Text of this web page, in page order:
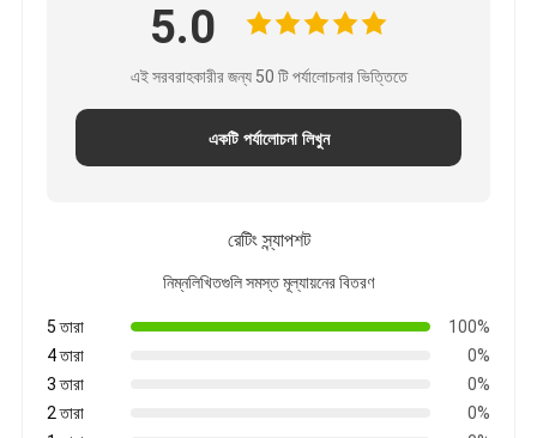
5.0
এই সরবরাহকারীর জন্য 50 টি পর্যালোচনার ভিত্তিতে
একটি পর্যালোচনা লিখুন
রেটিং স্ন্যাপশট
নিম্নলিখিতগুলি সমস্ত মূল্যায়নের বিতরণ
5 তারা
100%
4 তারা
0%
3 তারা
0%
2 তারা
0%